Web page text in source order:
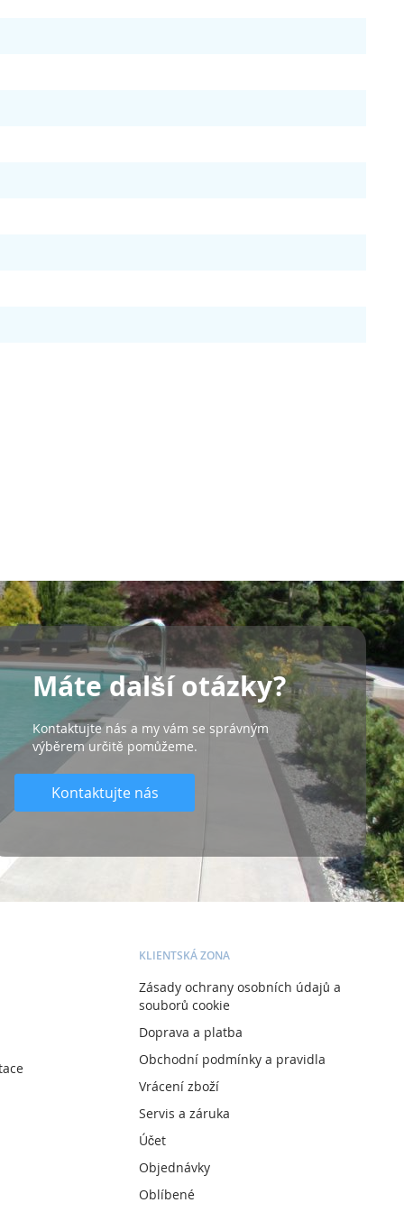
Máte další otázky?
Kontaktujte nás a my vám se správným
výběrem určitě pomůžeme.
Kontaktujte nás
KLIENTSKÁ ZONA
Zásady ochrany osobních údajů a
souborů cookie
Doprava a platba
Obchodní podmínky a pravidla
Vrácení zboží
Servis a záruka
Účet
Objednávky
Oblíbené